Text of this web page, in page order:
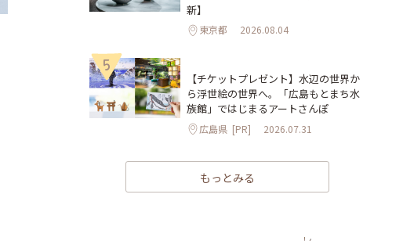
新】
東京都 2026.08.04
5
【チケットプレゼント】水辺の世界か
ら浮世絵の世界へ。「広島もとまち水
族館」ではじまるアートさんぽ
広島県 [PR] 2026.07.31
もっとみる